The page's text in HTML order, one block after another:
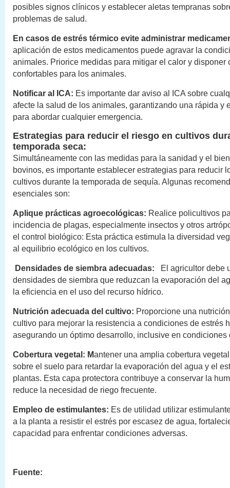
posibles signos clínicos y establecer aletas tempranas
problemas de salud.
En casos de estrés térmico evite administrar
aplicación de estos medicamentos puede agravar la
animales. Priorice medidas para mitigar el calor y disponer
confortables para los animales.
Notificar al ICA: Es importante dar aviso al ICA sobre
afecte la salud de los animales, garantizando una rápida y
para abordar cualquier emergencia.
Estrategias para reducir el riesgo en cultivos
temporada seca:
Simultáneamente con las medidas para la sanidad y el
bovinos, es importante establecer estrategias para reducir
cultivos durante la temporada de sequía. Algunas
esenciales son:
Aplique prácticas agroecológicas: Realice policultivos
incidencia de plagas, especialmente insectos y otros
el control biológico: Esta práctica estimula la diversidad
al equilibrio ecológico en los cultivos.
Densidades de siembra adecuadas: El agricultor debe
densidades de siembra que reduzcan la evaporación del
la eficiencia en el uso del recurso hídrico.
Nutrición adecuada del cultivo: Proporcione una
cultivo para mejorar la resistencia a condiciones de estrés
asegurando un óptimo desarrollo, inclusive en condiciones
Cobertura vegetal: Mantener una amplia cobertura
sobre el suelo para retardar la evaporación del agua y el
plantas. Esta capa protectora contribuye a conservar la
reduce la necesidad de riego frecuente.
Empleo de estimulantes: Es de utilidad utilizar
a la planta a resistir el estrés por escasez de agua,
capacidad para enfrentar condiciones adversas.
Fuente: